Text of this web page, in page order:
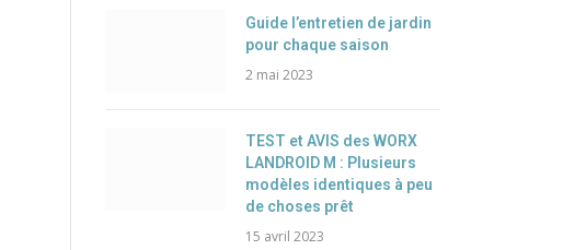
Guide l’entretien de jardin
pour chaque saison
2 mai 2023
TEST et AVIS des WORX
LANDROID M : Plusieurs
modèles identiques à peu
de choses prêt
15 avril 2023